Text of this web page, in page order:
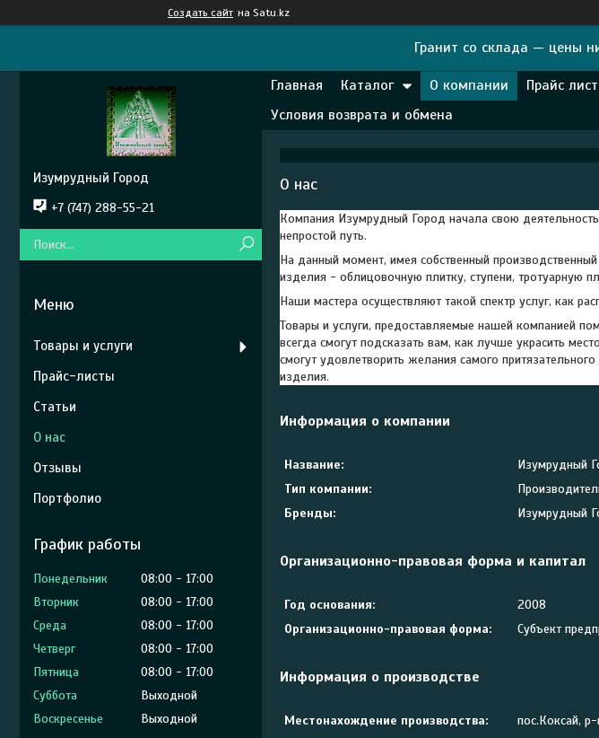
Создать сайт на Satu.kz
Гранит со склада — цены
Главная Каталог О компании Прайс лист
Условия возврата и обмена
О нас
Компания Изумрудный Город начала свою
непростой путь.
На данный момент, имея собственный
изделия - облицовочную плитку, ступени, тротуарную
Наши мастера осуществляют такой спектр услуг, как
Товары и услуги, предоставляемые нашей компанией
всегда смогут подсказать вам, как лучше украсить
смогут удовлетворить желания самого
изделия.
Информация о компании
Название:
Изумрудный
Тип компании:
Бренды:
Изумрудный
Организационно-правовая форма и капитал
Год основания:
2008
Организационно-правовая форма:
Субъект
Информация о производстве
Местонахождение производства:
пос.Коксай,
Изумрудный Город
+7 (747) 288-55-21
Товары и услуги
Прайс-листы
Статьи
О нас
Отзывы
Портфолио
График работы
Понедельник 08:00
17:00
Вторник
08:00
17:00
Среда
08:00
17:00
Четверг
08:00
17:00
Пятница
08:00
17:00
Суббота
Выходной
Воскресенье
Выходной